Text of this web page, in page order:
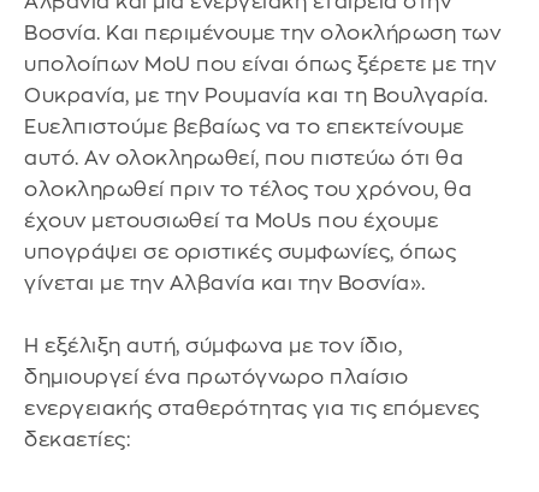
Βοσνία. Και περιμένουμε την ολοκλήρωση των
υπολοίπων MοU που είναι όπως ξέρετε με την
Ουκρανία, με την Ρουμανία και τη Βουλγαρία.
Ευελπιστούμε βεβαίως να το επεκτείνουμε
αυτό. Αν ολοκληρωθεί, που πιστεύω ότι θα
ολοκληρωθεί πριν το τέλος του χρόνου, θα
έχουν μετουσιωθεί τα MoUs που έχουμε
υπογράψει σε οριστικές συμφωνίες, όπως
γίνεται με την Αλβανία και την Βοσνία».
Η εξέλιξη αυτή, σύμφωνα με τον ίδιο,
δημιουργεί ένα πρωτόγνωρο πλαίσιο
ενεργειακής σταθερότητας για τις επόμενες
δεκαετίες: